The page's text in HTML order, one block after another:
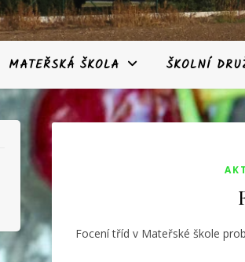
MATEŘSKÁ ŠKOLA ŠKOLNÍ
Focení tříd v Mateřské škole